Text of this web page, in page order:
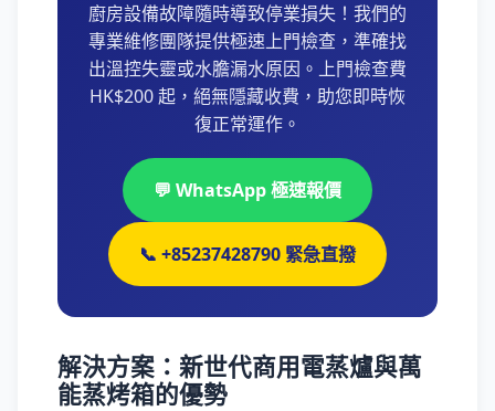
廚房設備故障隨時導致停業損失！我們的
專業維修團隊提供極速上門檢查，準確找
出溫控失靈或水膽漏水原因。上門檢查費
HK$200 起，絕無隱藏收費，助您即時恢
復正常運作。
💬 WhatsApp 極速報價
📞 +85237428790 緊急直撥
解決方案：新世代商用電蒸爐與萬
能蒸烤箱的優勢